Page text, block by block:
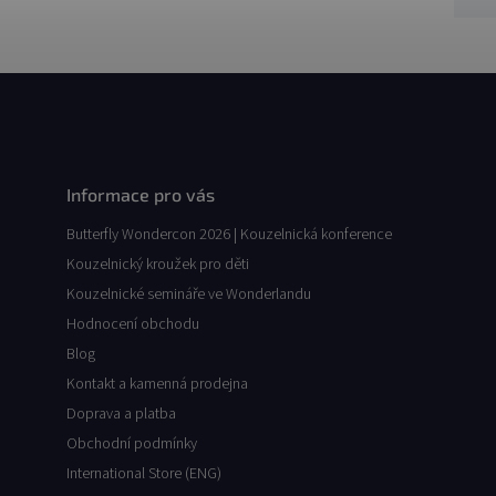
Informace pro vás
Butterfly Wondercon 2026 | Kouzelnická konference
Kouzelnický kroužek pro děti
Kouzelnické semináře ve Wonderlandu
Hodnocení obchodu
Blog
Kontakt a kamenná prodejna
Doprava a platba
Obchodní podmínky
International Store (ENG)